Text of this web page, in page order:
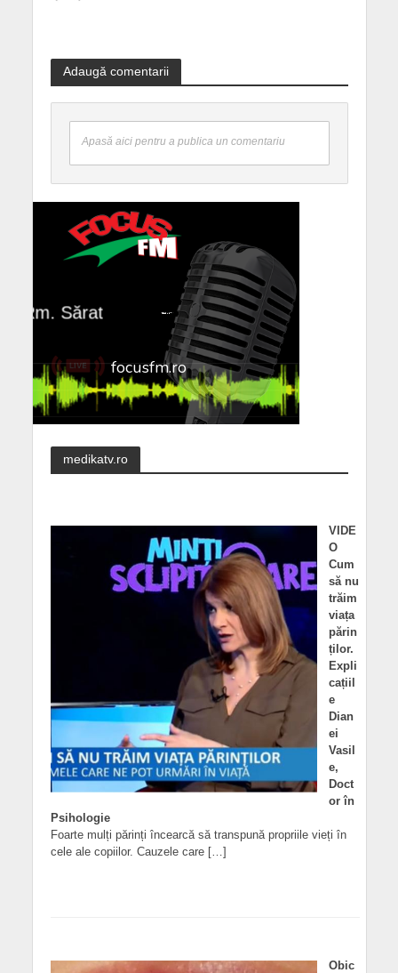
Adaugă comentarii
Apasă aici pentru a publica un comentariu
medikatv.ro
VIDE
O
Cum
să nu
trăim
viața
părin
ților.
Expli
cațiil
e
Dian
ei
Vasil
e,
Doct
or în
Psihologie
Foarte mulți părinți încearcă să transpună propriile vieți în
cele ale copiilor. Cauzele care […]
Obic